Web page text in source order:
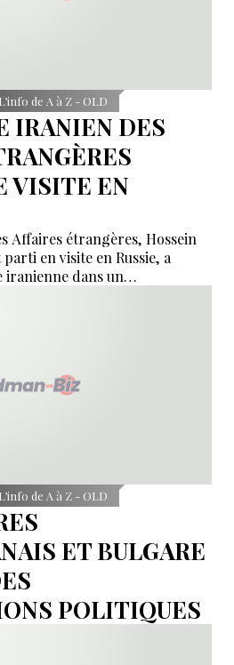
L’info de A à Z - OLD
IRANIEN DES
VISITE EN
Affaires étrangères, Hossein
en visite en Russie, a
iranienne dans un
L’info de A à Z - OLD
ET BULGARE
POLITIQUES